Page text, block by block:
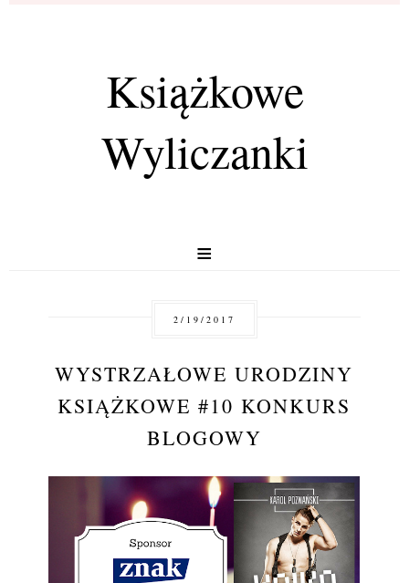
Książkowe
Wyliczanki
≡
2/19/2017
WYSTRZAŁOWE URODZINY
KSIĄŻKOWE #10 KONKURS
BLOGOWY